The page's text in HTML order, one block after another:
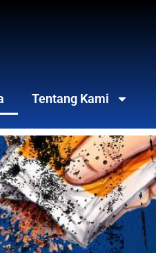
Tentang Kami